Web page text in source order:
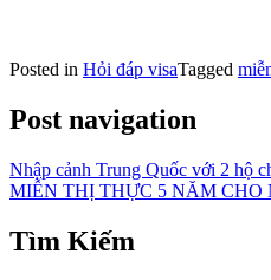
Posted in Hỏi đáp visaTagged
Post navigation
Nhập cảnh Trung Quốc với 2 hộ
MIỄN THỊ THỰC 5 NĂM CHO
Tìm Kiếm